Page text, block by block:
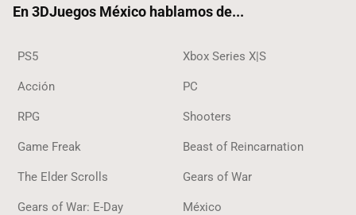
En 3DJuegos México hablamos de...
PS5 Xbox Series X|S
Acción PC
RPG Shooters
Game Freak Beast of Reincarnation
The Elder Scrolls Gears of War
Gears of War: E-Day México